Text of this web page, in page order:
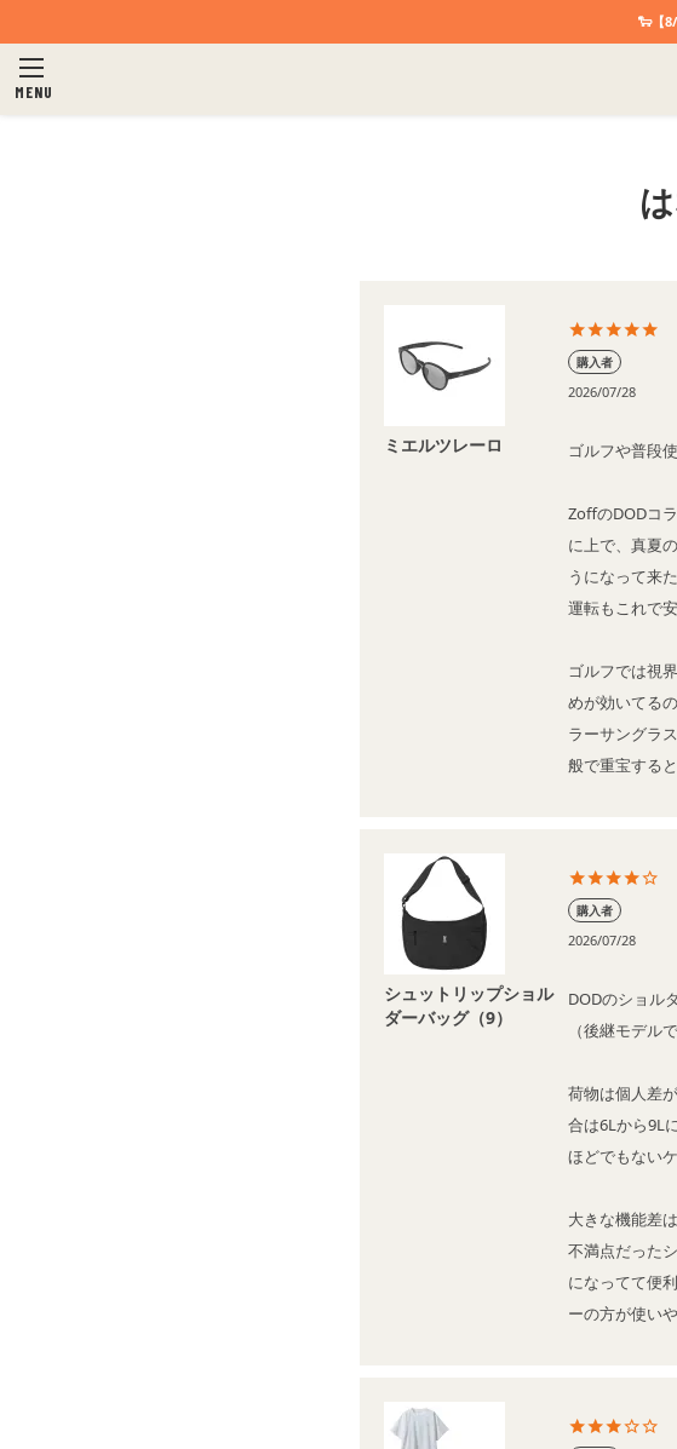
🐑【
MENU
ミエルツレーロ
購入者
2026/07/28
ゴルフや普段
ZoffのDODコ
に上で、真夏
うになって来
運転もこれで
ゴルフでは視
めが効いてる
ラーサングラ
般で重宝すると
シュットリップショル
ダーバッグ（9）
購入者
2026/07/28
DODのショル
（後継モデル
荷物は個人差
合は6Lから9L
ほどでもない
大きな機能差
不満点だった
になってて便
ーの方が使い